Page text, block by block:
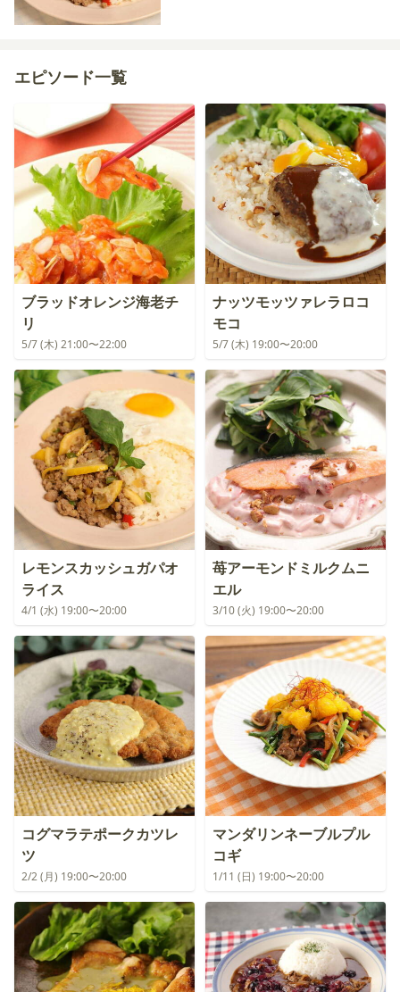
エピソード一覧
ブラッドオレンジ海老チ
リ
5/7 (木) 21:00〜22:00
ナッツモッツァレラロコ
モコ
5/7 (木) 19:00〜20:00
レモンスカッシュガパオ
ライス
4/1 (水) 19:00〜20:00
苺アーモンドミルクムニ
エル
3/10 (火) 19:00〜20:00
コグマラテポークカツレ
ツ
2/2 (月) 19:00〜20:00
マンダリンネーブルプル
コギ
1/11 (日) 19:00〜20:00